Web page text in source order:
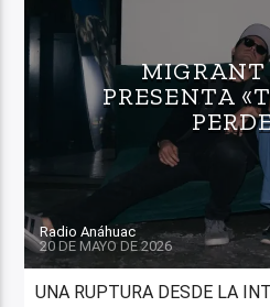
PRESENTA
Radio Anáhuac
20 DE MAYO DE 2026
UNA RUPTURA DESDE LA